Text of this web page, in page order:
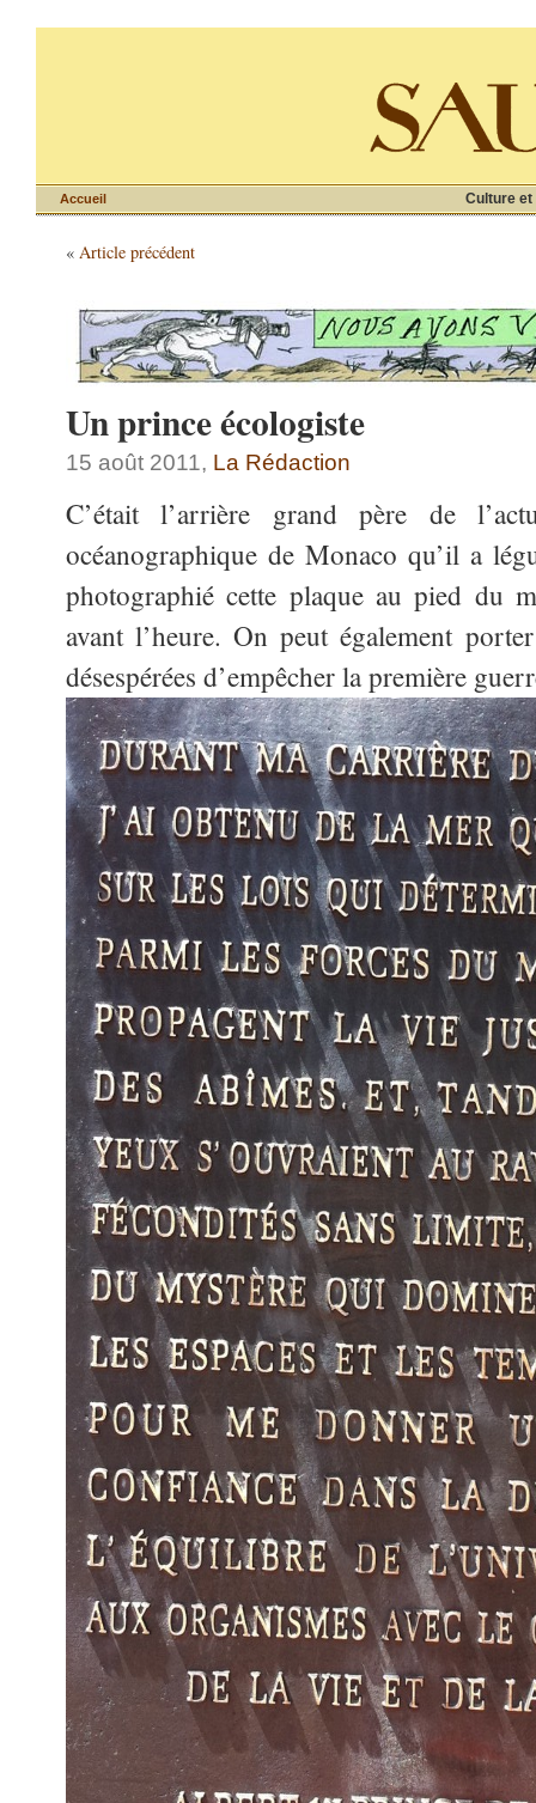
Culture et
Accueil
« Article précédent
Un prince écologiste
15 août 2011, La Rédaction
C’était l’arrière grand père de
océanographique de Monaco qu’il a
photographié cette plaque au pied du
avant l’heure. On peut également
désespérées d’empêcher la première